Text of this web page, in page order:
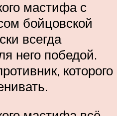
мастифа с
бойцовской
всегда
него победой.
которого